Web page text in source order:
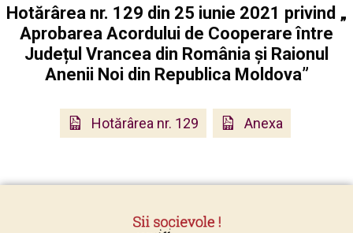
Hotărârea nr. 129 din 25 iunie 2021 privind „
Aprobarea Acordului de Cooperare între
Județul Vrancea din România și Raionul
Anenii Noi din Republica Moldova”
Hotărârea nr. 129 Anexa